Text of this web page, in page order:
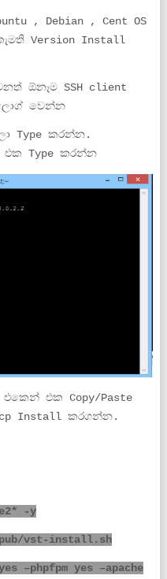
, Debian , Cent OS
Version Install
ඕනෑම SSH client
වෙන්න
Type කරන්න.
එක Type කරන්න
එකෙන් එක Copy/Paste
Install කරගන්න.
-y
vst-install.sh
–phpfpm yes –apache